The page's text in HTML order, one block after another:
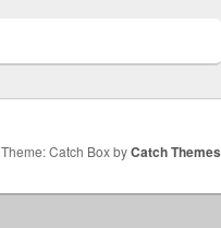
Theme: Catch Box byCatch Themes